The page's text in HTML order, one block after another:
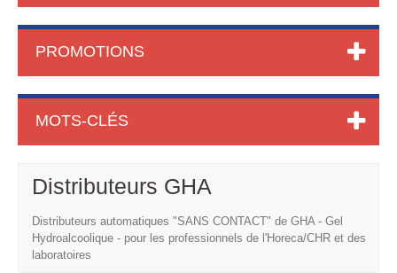
PROMOTIONS
MOTS-CLÉS
Distributeurs GHA
Distributeurs automatiques "SANS CONTACT" de GHA - Gel
Hydroalcoolique - pour les professionnels de l'Horeca/CHR et des
laboratoires